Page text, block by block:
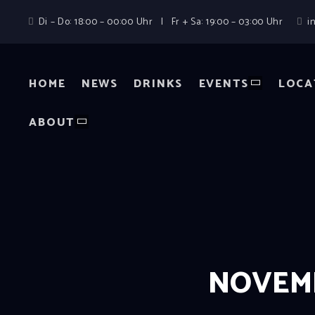
Di – Do: 18:00 – 00:00 Uhr | Fr + Sa: 19:00 – 03:00 Uhr
HOME NEWS DRINKS EVENTS
ABOUT